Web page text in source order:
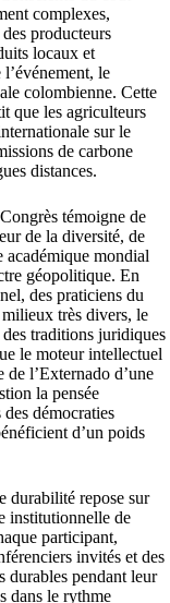
complexes,
producteurs
locaux et
le
colombienne. Cette
que les agriculteurs
sur le
de carbone
distances.
témoigne de
de la diversité, de
académique mondial
géopolitique. En
des praticiens du
très divers, le
traditions juridiques
le moteur intellectuel
l’Externado d’une
la pensée
démocraties
d’un poids
durabilité repose sur
institutionnelle de
participant,
invités et des
durables pendant leur
dans le rythme